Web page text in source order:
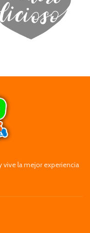
vive la mejor experiencia